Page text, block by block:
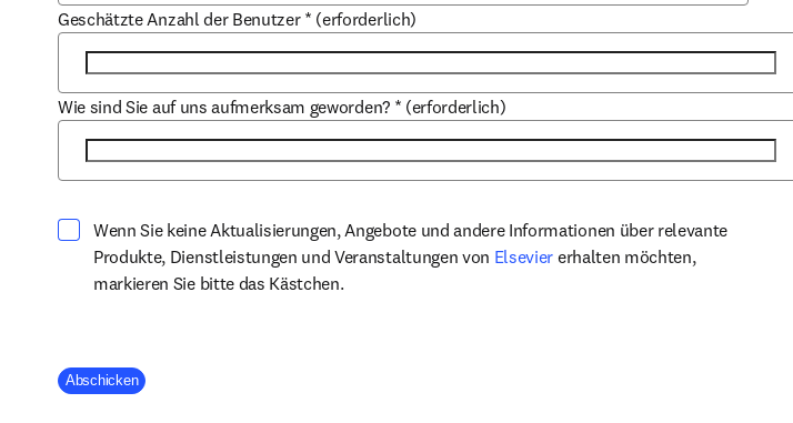
Geschätzte Anzahl der Benutzer * (erforderlich)
Wie sind Sie auf uns aufmerksam geworden? * (erforderlich)
Wenn Sie keine Aktualisierungen, Angebote und andere Informationen über relevante
Produkte, Dienstleistungen und Veranstaltungen von Elsevieropens in new tab/window
erhalten möchten,
markieren Sie bitte das Kästchen.
Company Division
Abschicken